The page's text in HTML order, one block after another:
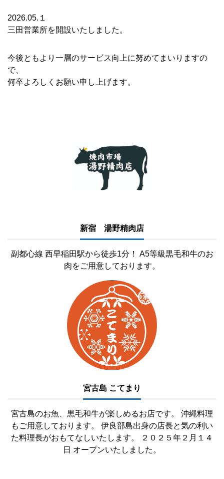
2026.05.１
三田営業所を開設いたしました。
今後ともより一層のサービス向上に努めてまいりますの
で、
何卒よろしくお願い申し上げます。
新宿 湯野精肉店
副都心線 西早稲田駅から徒歩1分！ A5等級黒毛和牛のお
肉をご用意しております。
宮古島 こてまり
宮古島のお魚、黒毛和牛が楽しめるお店です。 沖縄料理
もご用意しております。 伊良部島出身の店長と気の利い
た料理長がおもてなしいたします。 ２０２５年２月１４
日 オープンいたしました。